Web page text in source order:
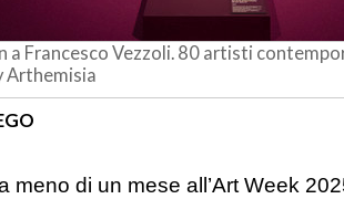
a Francesco Vezzoli. 80 artisti
Arthemisia
meno di un mese all’Art Week